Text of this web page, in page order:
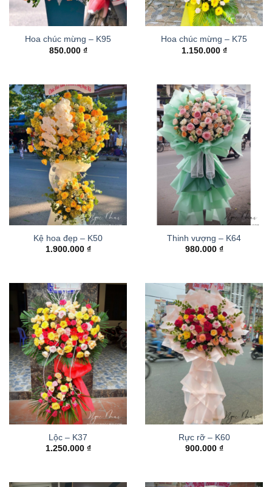
Hoa chúc mừng – K95
850.000 ₫
Hoa chúc mừng – K75
1.150.000 ₫
Kệ hoa đẹp – K50
1.900.000 ₫
Thinh vượng – K64
980.000 ₫
Lộc – K37
1.250.000 ₫
Rực rỡ – K60
900.000 ₫